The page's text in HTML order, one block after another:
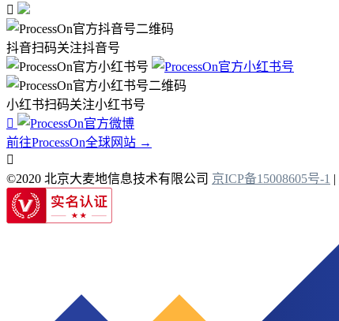

抖音扫码关注抖音号
小红书扫码关注小红书号

前往ProcessOn全球网站 →

©2020 北京大麦地信息技术有限公司 京ICP备15008605号-1 |